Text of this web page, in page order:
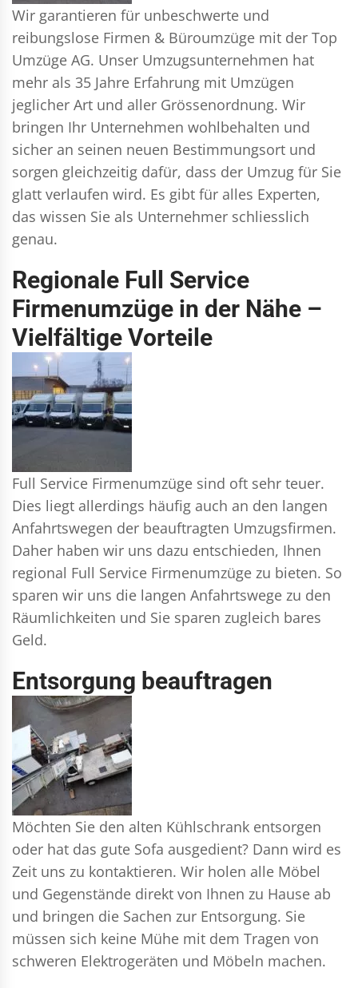
Wir garantieren für unbeschwerte und
reibungslose Firmen & Büroumzüge mit der Top
Umzüge AG. Unser Umzugsunternehmen hat
mehr als 35 Jahre Erfahrung mit Umzügen
jeglicher Art und aller Grössenordnung. Wir
bringen Ihr Unternehmen wohlbehalten und
sicher an seinen neuen Bestimmungsort und
sorgen gleichzeitig dafür, dass der Umzug für Sie
glatt verlaufen wird. Es gibt für alles Experten,
das wissen Sie als Unternehmer schliesslich
genau.
Regionale Full Service
Firmenumzüge in der Nähe –
Vielfältige Vorteile
Full Service Firmenumzüge sind oft sehr teuer.
Dies liegt allerdings häufig auch an den langen
Anfahrtswegen der beauftragten Umzugsfirmen.
Daher haben wir uns dazu entschieden, Ihnen
regional Full Service Firmenumzüge zu bieten. So
sparen wir uns die langen Anfahrtswege zu den
Räumlichkeiten und Sie sparen zugleich bares
Geld.
Entsorgung beauftragen
Möchten Sie den alten Kühlschrank entsorgen
oder hat das gute Sofa ausgedient? Dann wird es
Zeit uns zu kontaktieren. Wir holen alle Möbel
und Gegenstände direkt von Ihnen zu Hause ab
und bringen die Sachen zur Entsorgung. Sie
müssen sich keine Mühe mit dem Tragen von
schweren Elektrogeräten und Möbeln machen.